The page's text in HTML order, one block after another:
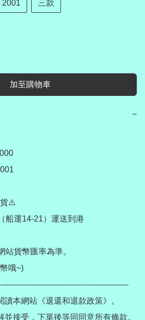
2001 三款
加至購物車
−
貨⚠️
船運14-21）運送到港
站貨幣匯率為準。
哦~)
讀本網站《退還和退款政策》。
並接受，下單後等同同意所有條款。